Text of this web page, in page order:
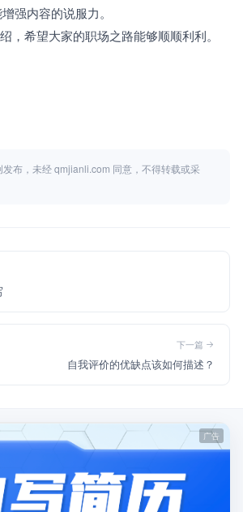
强内容的说服力。
绍，希望大家的职场之路能够顺顺利利。
布，未经 qmjianli.com 同意，不得转载或采
下一篇
自我评价的优缺点该如何描述？